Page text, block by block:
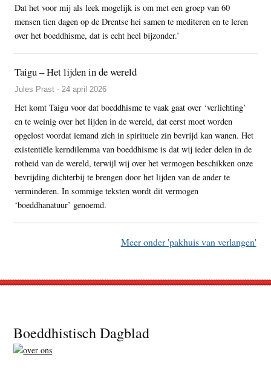
Dat het voor mij als leek mogelijk is om met een groep van 60
mensen tien dagen op de Drentse hei samen te mediteren en te leren
over het boeddhisme, dat is echt heel bijzonder.’
Taigu – Het lijden in de wereld
Jules Prast - 24 april 2026
Het komt Taigu voor dat boeddhisme te vaak gaat over ‘verlichting’
en te weinig over het lijden in de wereld, dat eerst moet worden
opgelost voordat iemand zich in spirituele zin bevrijd kan wanen. Het
existentiële kerndilemma van boeddhisme is dat wij ieder delen in de
rotheid van de wereld, terwijl wij over het vermogen beschikken onze
bevrijding dichterbij te brengen door het lijden van de ander te
verminderen. In sommige teksten wordt dit vermogen
‘boeddhanatuur’ genoemd.
Meer onder 'pakhuis van verlangen'
Footer
Boeddhistisch Dagblad